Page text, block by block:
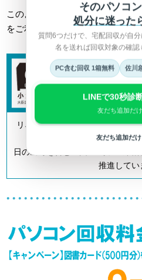
このようなトラブルに巻き込ま
をご利用ください。
リネットジャパンは「小型家電
す。
日の出町を含む全国700以上の自
推進してい
そのパソコン
処分に迷った
質問6つだけで、宅配回収が自
名を送れば回収対象の確認
PC含む回収 1箱無料 佐川
LINEで30秒診
友だち追加だ
友だち追加だけ